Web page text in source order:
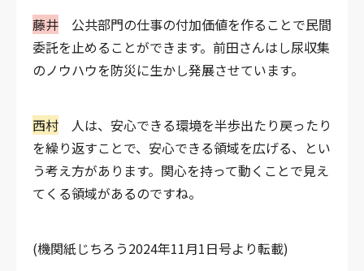
藤井 公共部門の仕事の付加価値を作ることで民間
委託を止めることができます。前田さんはし尿収集
のノウハウを防災に生かし発展させています。
西村 人は、安心できる環境を半歩出たり戻ったり
を繰り返すことで、安心できる領域を広げる、とい
う考え方があります。関心を持って動くことで見え
てくる領域があるのですね。
(機関紙じちろう2024年11月1日号より転載)